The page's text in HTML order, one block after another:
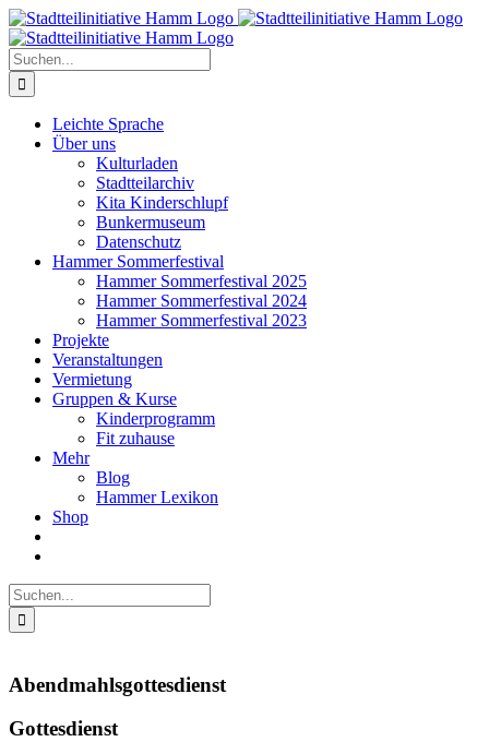
Zum
Inhalt
springen
Suche
nach:
Leichte Sprache
Über uns
Kulturladen
Stadtteilarchiv
Kita Kinderschlupf
Bunkermuseum
Datenschutz
Hammer Sommerfestival
Hammer Sommerfestival 2025
Hammer Sommerfestival 2024
Hammer Sommerfestival 2023
Projekte
Veranstaltungen
Vermietung
Gruppen & Kurse
Kinderprogramm
Fit zuhause
Mehr
Blog
Hammer Lexikon
Shop
Suche
nach:
Abendmahlsgottesdienst
Gottesdienst